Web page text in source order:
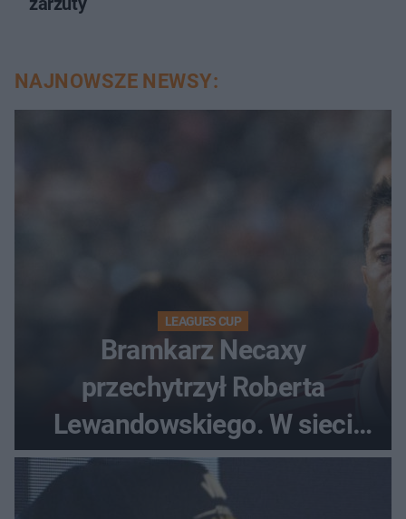
NAJNOWSZE NEWSY:
LEAGUES CUP
Bramkarz Necaxy
przechytrzył Roberta
Lewandowskiego. W sieci
krąży wideo z tego pojedynku